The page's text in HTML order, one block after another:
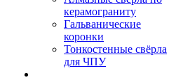
керамограниту
Гальванические
коронки
Тонкостенные свёрла
для ЧПУ